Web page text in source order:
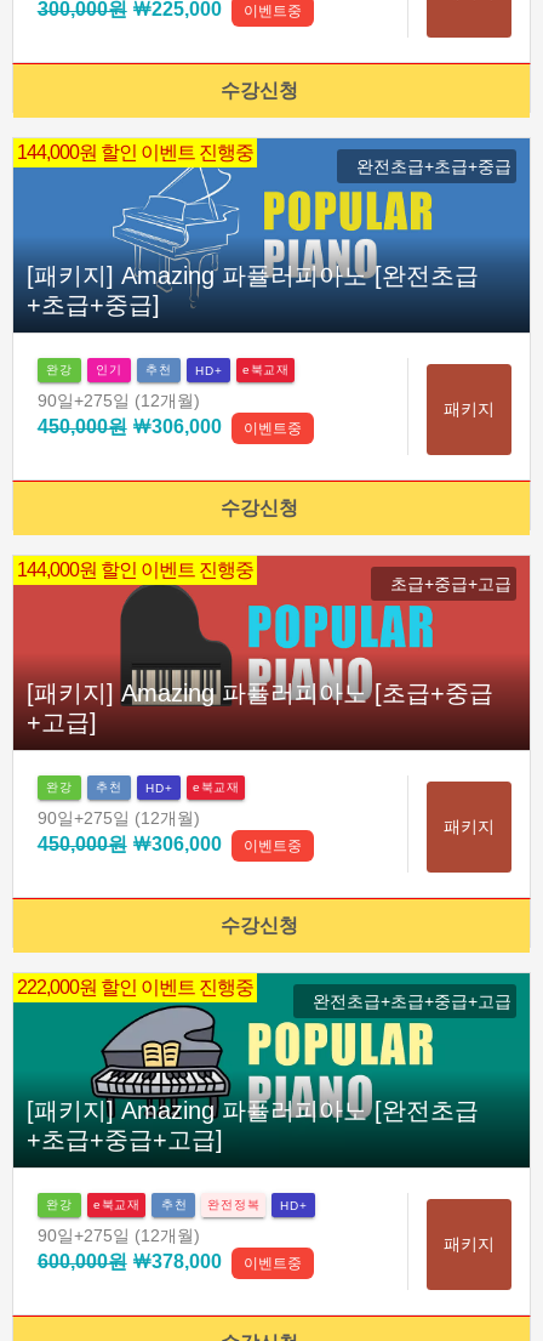
300,000원￦225,000 이벤트중
수강신청
144,000원 할인 이벤트 진행중
완전초급+초급+중급
[패키지] Amazing 파퓰러피아노 [완전초급
+초급+중급]
완강 인기 추천 HD+ e북교재
90일+275일 (12개월)
450,000원￦306,000 이벤트중
패키지
수강신청
144,000원 할인 이벤트 진행중
초급+중급+고급
[패키지] Amazing 파퓰러피아노 [초급+중급
+고급]
완강 추천 HD+ e북교재
90일+275일 (12개월)
450,000원￦306,000 이벤트중
패키지
수강신청
222,000원 할인 이벤트 진행중
완전초급+초급+중급+고급
[패키지] Amazing 파퓰러피아노 [완전초급
+초급+중급+고급]
완강 e북교재 추천 완전정복 HD+
90일+275일 (12개월)
600,000원￦378,000 이벤트중
패키지